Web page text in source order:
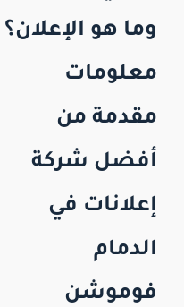
وما هو الإعلان؟
معلومات
مقدمة من
أفضل شركة
إعلانات في
الدمام
فوموشن